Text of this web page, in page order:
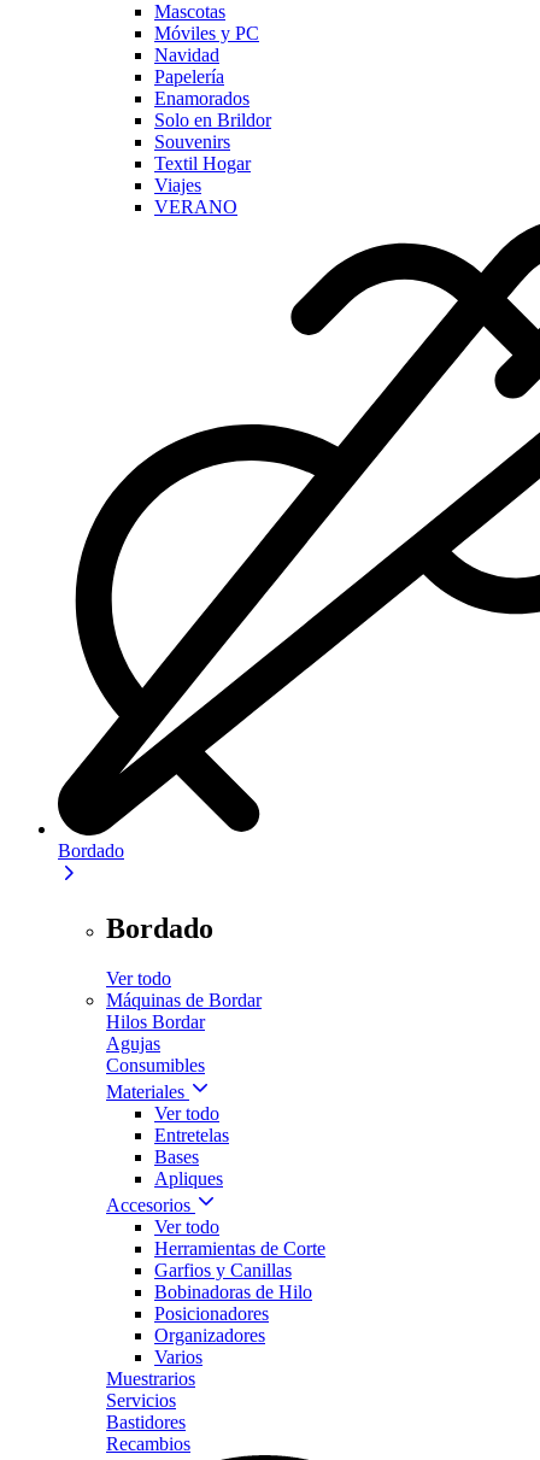
Mascotas
Móviles y PC
Navidad
Papelería
Enamorados
Solo en Brildor
Souvenirs
Textil Hogar
Viajes
VERANO
Bordado
Bordado
Ver todo
Máquinas de Bordar
Hilos Bordar
Agujas
Consumibles
Materiales
Ver todo
Entretelas
Bases
Apliques
Accesorios
Ver todo
Herramientas de Corte
Garfios y Canillas
Bobinadoras de Hilo
Posicionadores
Organizadores
Varios
Muestrarios
Servicios
Bastidores
Recambios